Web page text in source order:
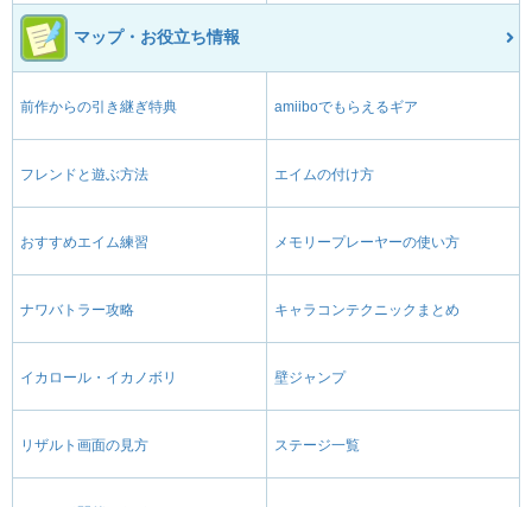
マップ・お役立ち情報
前作からの引き継ぎ特典 amiiboでもらえるギア
フレンドと遊ぶ方法 エイムの付け方
おすすめエイム練習 メモリープレーヤーの使い方
ナワバトラー攻略 キャラコンテクニックまとめ
イカロール・イカノボリ 壁ジャンプ
リザルト画面の見方 ステージ一覧